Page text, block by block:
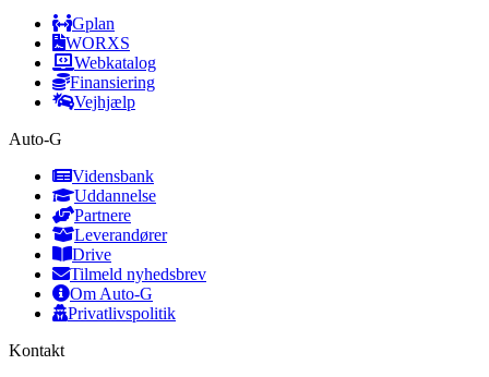
Gplan
WORXS
Webkatalog
Finansiering
Vejhjælp
Auto-G
Vidensbank
Uddannelse
Partnere
Leverandører
Drive
Tilmeld nyhedsbrev
Om Auto-G
Privatlivspolitik
Kontakt